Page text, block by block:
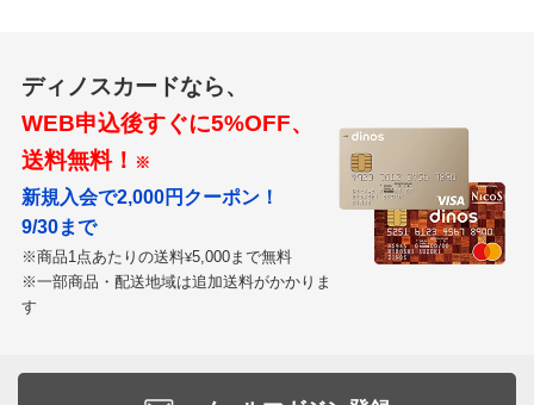
ディノスカードなら、
WEB申込後すぐに5%OFF、
送料無料！ ※
新規入会で2,000円クーポン！
9/30まで
※商品1点あたりの送料¥5,000まで無料
※一部商品・配送地域は追加送料がかかりま
す